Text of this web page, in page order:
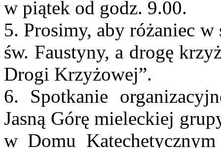
w piątek od godz. 9.00.
5. Prosimy, aby różaniec w
św. Faustyny, a drogę
Drogi Krzyżowej”.
6. Spotkanie
Jasną Górę mieleckiej
w Domu